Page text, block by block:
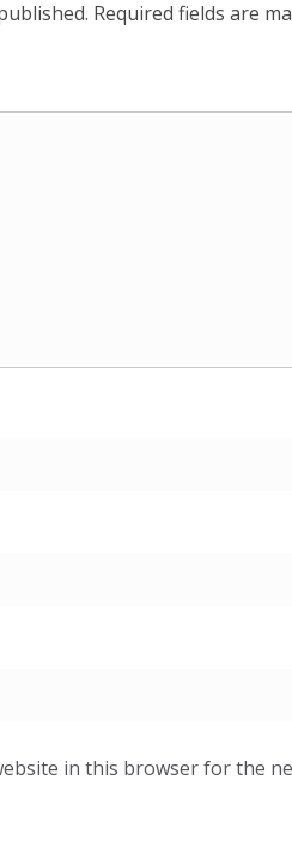
Required fields are
in this browser for the